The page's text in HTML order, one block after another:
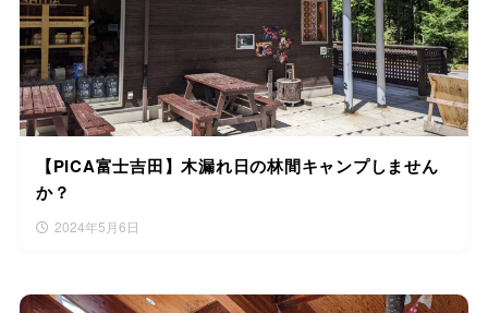
【PICA富士吉田】木漏れ日の林間キャンプしません
か？
2024年5月6日